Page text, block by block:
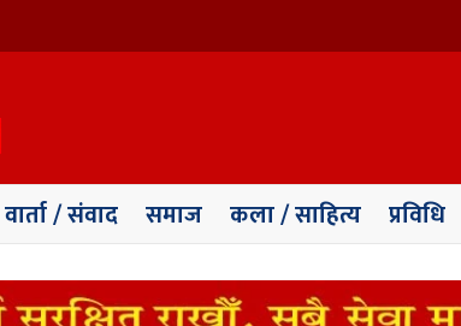
वार्ता / संवाद समाज कला / साहित्य प्रविधि